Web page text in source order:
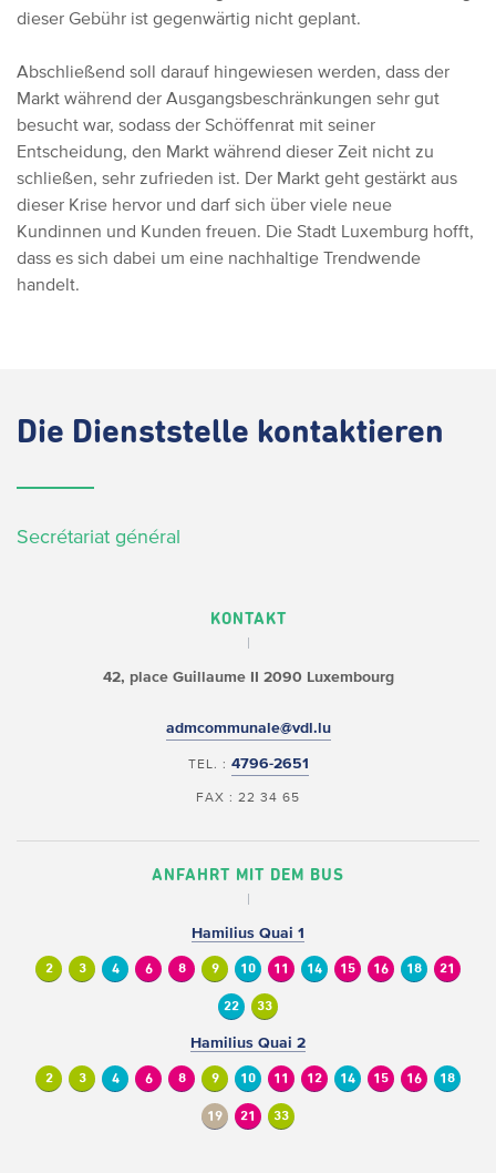
dieser Gebühr ist gegenwärtig nicht geplant.
Abschließend soll darauf hingewiesen werden, dass der
Markt während der Ausgangsbeschränkungen sehr gut
besucht war, sodass der Schöffenrat mit seiner
Entscheidung, den Markt während dieser Zeit nicht zu
schließen, sehr zufrieden ist. Der Markt geht gestärkt aus
dieser Krise hervor und darf sich über viele neue
Kundinnen und Kunden freuen. Die Stadt Luxemburg hofft,
dass es sich dabei um eine nachhaltige Trendwende
handelt.
Die Dienststelle kontaktieren
Secrétariat général
KONTAKT
42, place Guillaume II 2090 Luxembourg
admcommunale@vdl.lu
TEL. : 4796-2651
FAX : 22 34 65
ANFAHRT MIT DEM BUS
Hamilius Quai 1
2 3 4 6 8 9 10 11 14 15 16 18 21
22 33
Hamilius Quai 2
2 3 4 6 8 9 10 11 12 14 15 16 18
19 21 33